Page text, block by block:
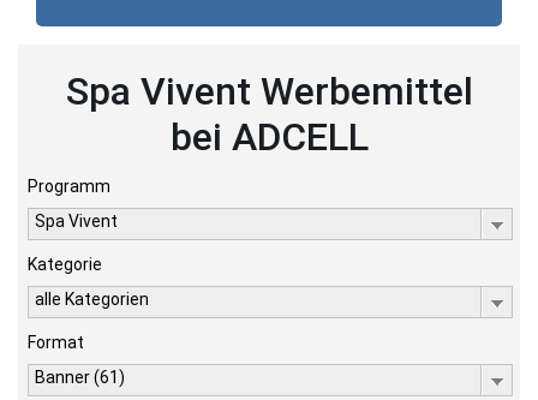
Spa Vivent Werbemittel
bei ADCELL
Programm
Spa Vivent
Kategorie
alle Kategorien
Format
Banner (61)